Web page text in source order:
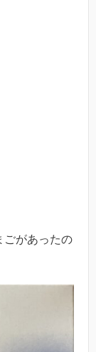
ごがあったの